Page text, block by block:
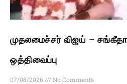
முதலமைச்சர் விஜய் –
ஒத்திவைப்பு
07/08/2026
No Comments